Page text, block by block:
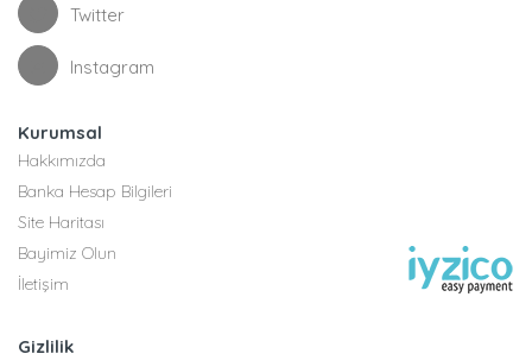
Twitter
Instagram
Kurumsal
Hakkımızda
Banka Hesap Bilgileri
Site Haritası
Bayimiz Olun
İletişim
Gizlilik